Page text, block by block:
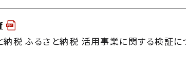
税 ふるさと納税 活用事業に関する検証